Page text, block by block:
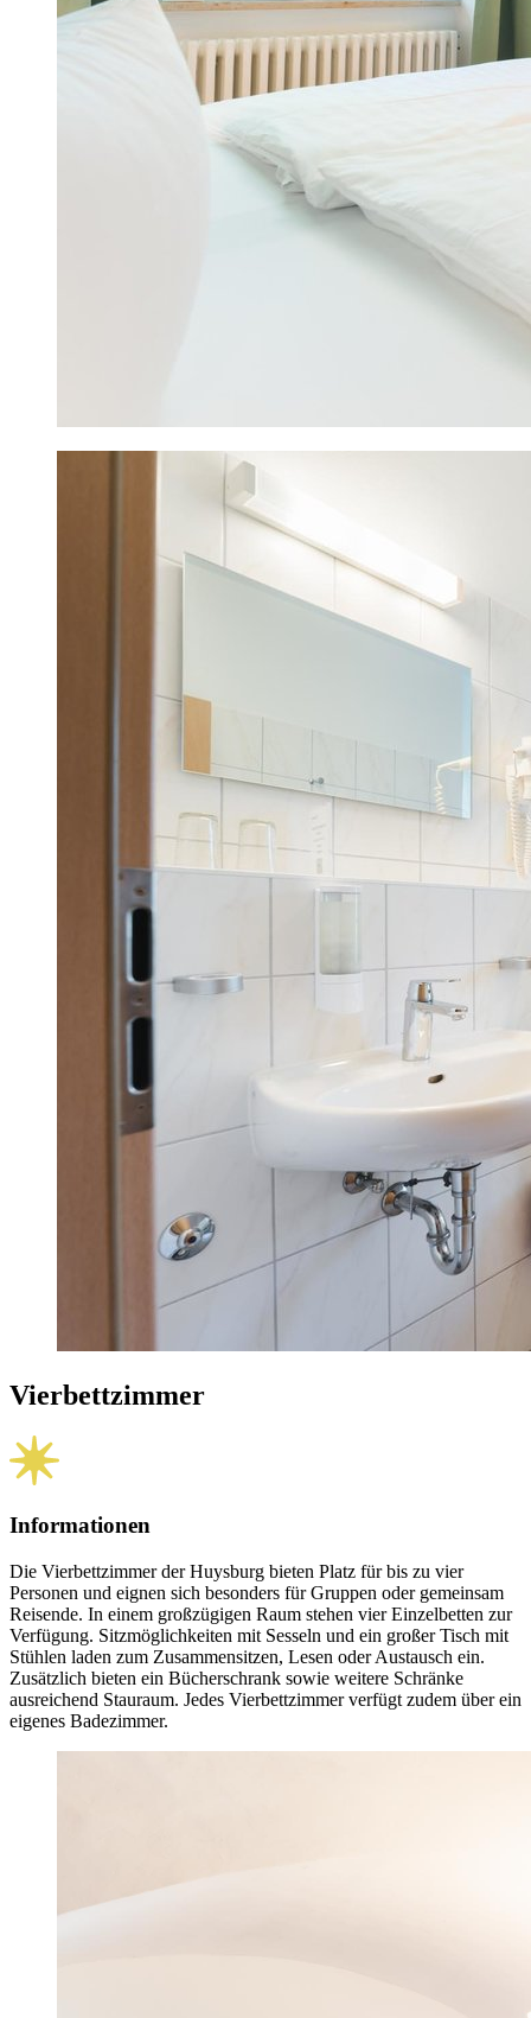
Vierbettzimmer
Informationen
Die Vierbett­zimmer der Huysburg bieten Platz für bis zu vier
Personen und eignen sich besonders für Gruppen oder gemeinsam
Reisende. In einem großzügigen Raum stehen vier Einzel­betten zur
Verfügung. Sitz­möglich­keiten mit Sesseln und ein großer Tisch mit
Stühlen laden zum Zusammen­sitzen, Lesen oder Austausch ein.
Zusätzlich bieten ein Bücher­schrank sowie weitere Schränke
ausreichend Stauraum. Jedes Vier­bett­zimmer verfügt zudem über ein
eigenes Bade­zimmer.